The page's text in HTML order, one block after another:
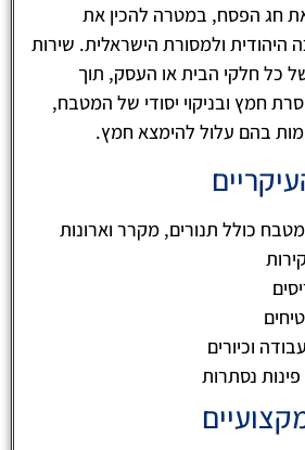
חג הפסח, במטרה להכין את
ולמסורת הישראלית. שירות
כל חלקי הבית או העסק, תוך
חמץ ובניקוי יסודי של המטבח,
בהם עלול להימצא חמץ.
כולל תנורים, מקרר וארונות
וכיורים
נסתרות